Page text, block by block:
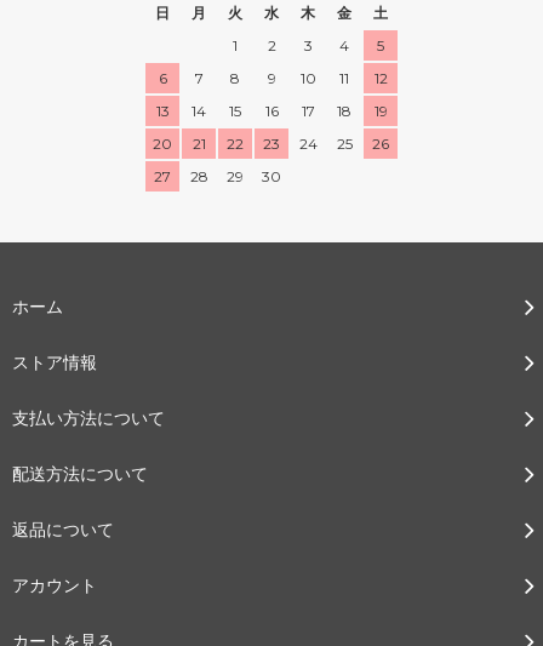
日
月 火 水 木 金
土
1
2 3 4
5
6
7 8 9 10 11
12
13
14 15 16 17 18
19
20
21 22 23 24 25
26
27
28 29 30
ホーム
ストア情報
支払い方法について
配送方法について
返品について
アカウント
カートを見る